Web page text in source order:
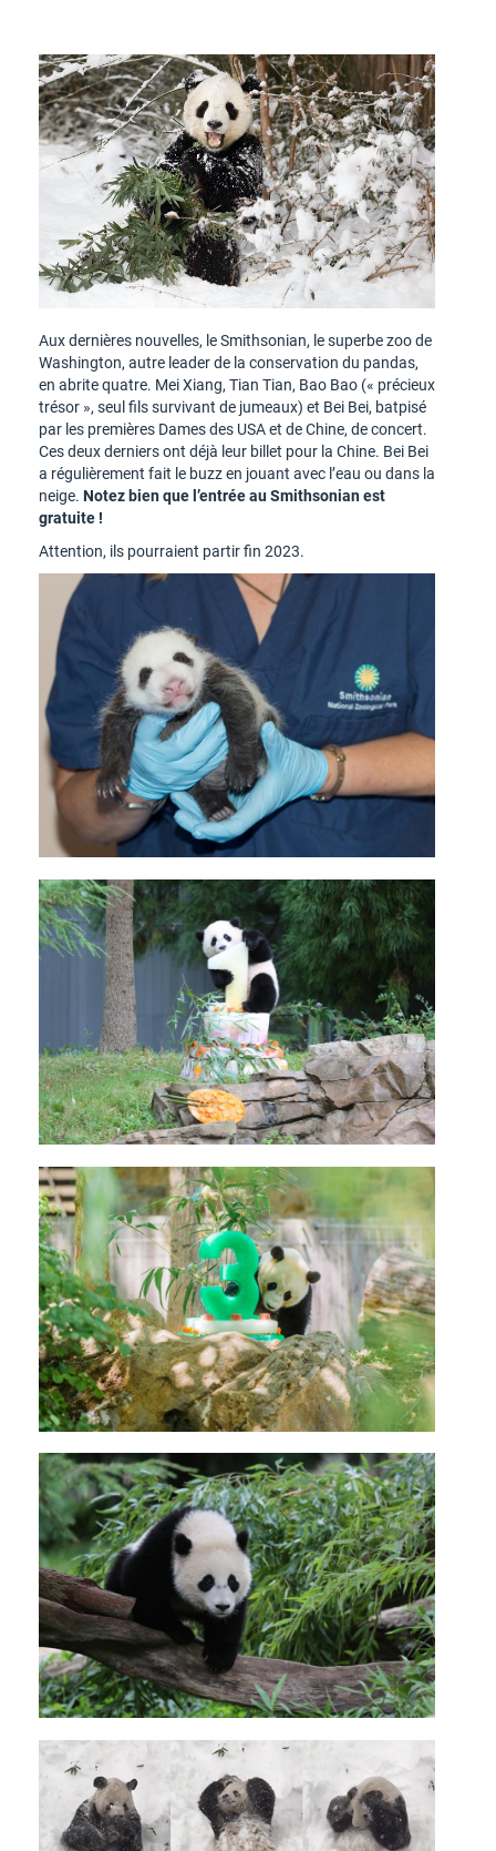
Aux dernières nouvelles, le Smithsonian, le superbe zoo de
Washington, autre leader de la conservation du pandas,
en abrite quatre. Mei Xiang, Tian Tian, Bao Bao (« précieux
trésor », seul fils survivant de jumeaux) et Bei Bei, batpisé
par les premières Dames des USA et de Chine, de concert.
Ces deux derniers ont déjà leur billet pour la Chine. Bei Bei
a régulièrement fait le buzz en jouant avec l’eau ou dans la
neige. Notez bien que l’entrée au Smithsonian est
gratuite !
Attention, ils pourraient partir fin 2023.